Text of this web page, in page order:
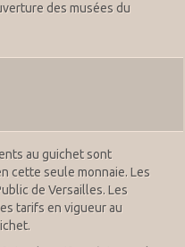
des musées du
au guichet sont
cette seule monnaie. Les
de Versailles. Les
tarifs en vigueur au